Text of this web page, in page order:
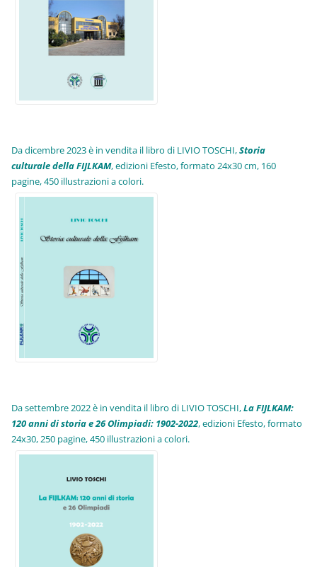
Da dicembre 2023 è in vendita il libro di LIVIO TOSCHI,Storia
culturale della FIJLKAM, edizioni Efesto, formato 24x30 cm, 160
pagine, 450 illustrazioni a colori.
Da settembre 2022 è in vendita il libro di LIVIO TOSCHI,La FIJLKAM:
120 anni di storia e 26 Olimpiadi: 1902-2022, edizioni Efesto, formato
24x30, 250 pagine, 450 illustrazioni a colori.